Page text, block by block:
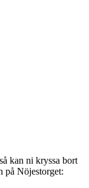
kan ni kryssa bort
på Nöjestorget: